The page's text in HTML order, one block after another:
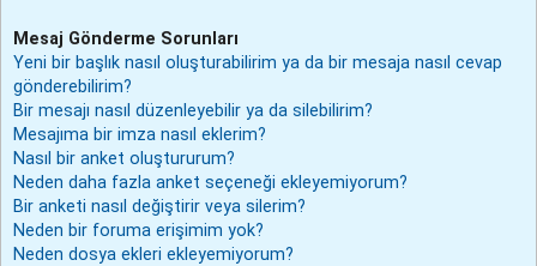
Mesaj Gönderme Sorunları
Yeni bir başlık nasıl oluşturabilirim ya da bir mesaja nasıl cevap
gönderebilirim?
Bir mesajı nasıl düzenleyebilir ya da silebilirim?
Mesajıma bir imza nasıl eklerim?
Nasıl bir anket oluştururum?
Neden daha fazla anket seçeneği ekleyemiyorum?
Bir anketi nasıl değiştirir veya silerim?
Neden bir foruma erişimim yok?
Neden dosya ekleri ekleyemiyorum?